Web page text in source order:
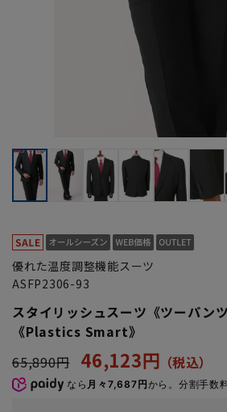
優れた温度調整機能スーツ
ASFP2306-93
スタイリッシュスーツ《ツーパン
《Plastics Smart》
65,890円
46,123円
なら 月々7,687円から。分割手数